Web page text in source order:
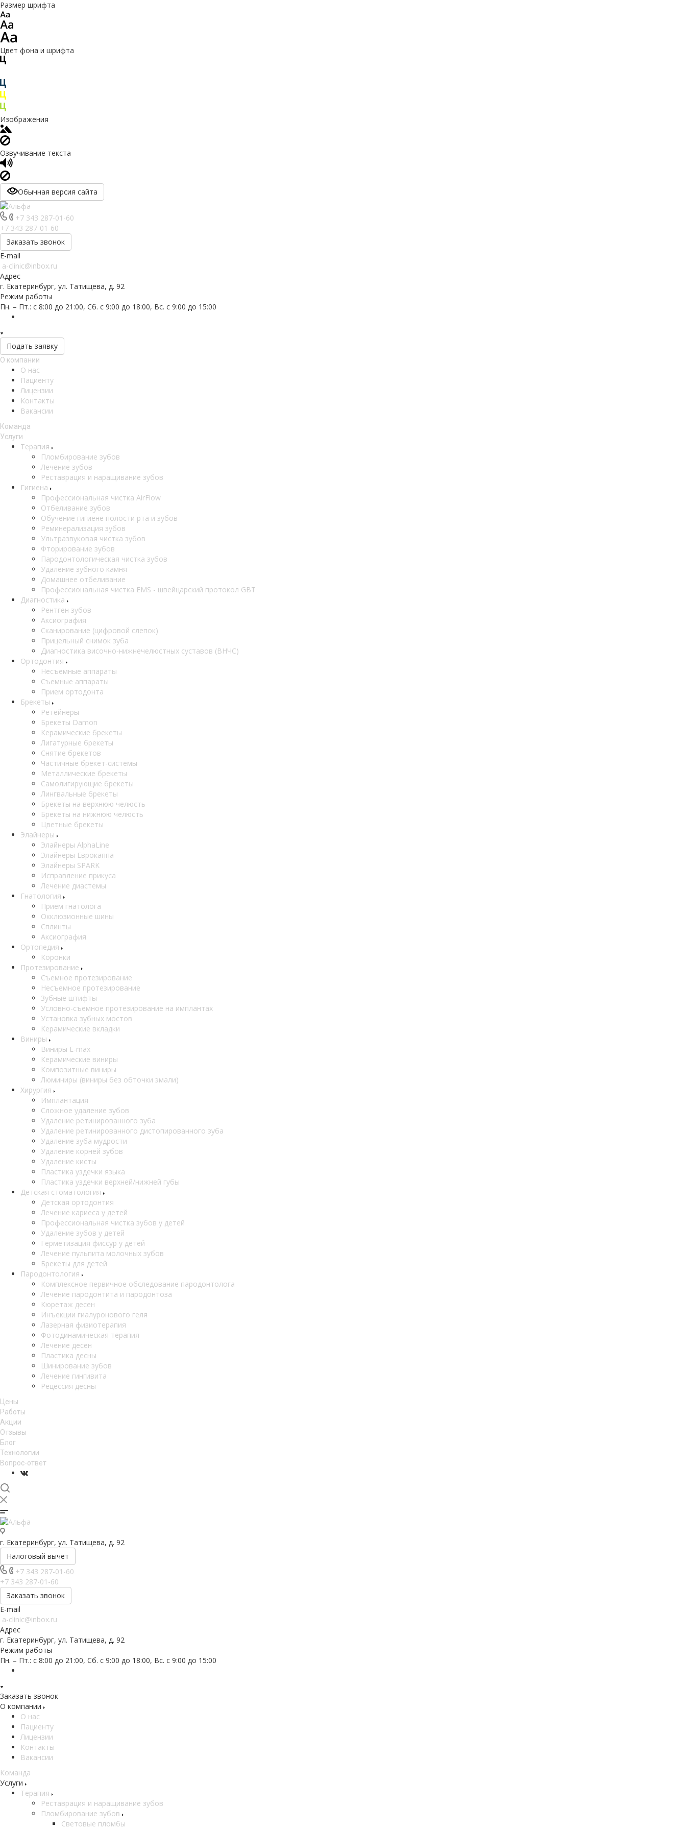
Размер шрифта
Цвет фона и шрифта
Изображения
Озвучивание текста
Обычная версия сайта
+7 343 287-01-60
+7 343 287-01-60
Заказать звонок
E-mail
a-clinic@inbox.ru
Адрес
г. Екатеринбург, ул. Татищева, д. 92
Режим работы
Пн. – Пт.: с 8:00 до 21:00, Сб. с 9:00 до 18:00, Вс. с 9:00 до 15:00
Подать заявку
О компании
О нас
Пациенту
Лицензии
Контакты
Вакансии
Команда
Услуги
Терапия
Пломбирование зубов
Лечение зубов
Реставрация и наращивание зубов
Гигиена
Профессиональная чистка AirFlow
Отбеливание зубов
Обучение гигиене полости рта и зубов
Реминерализация зубов
Ультразвуковая чистка зубов
Фторирование зубов
Пародонтологическая чистка зубов
Удаление зубного камня
Домашнее отбеливание
Профессиональная чистка EMS - швейцарский протокол GBT
Диагностика
Рентген зубов
Аксиография
Сканирование (цифровой слепок)
Прицельный снимок зуба
Диагностика височно-нижнечелюстных суставов (ВНЧС)
Ортодонтия
Несъемные аппараты
Съемные аппараты
Прием ортодонта
Брекеты
Ретейнеры
Брекеты Damon
Керамические брекеты
Лигатурные брекеты
Снятие брекетов
Частичные брекет-системы
Металлические брекеты
Самолигирующие брекеты
Лингвальные брекеты
Брекеты на верхнюю челюсть
Брекеты на нижнюю челюсть
Цветные брекеты
Элайнеры
Элайнеры AlphaLine
Элайнеры Еврокаппа
Элайнеры SPARK
Исправление прикуса
Лечение диастемы
Гнатология
Прием гнатолога
Окклюзионные шины
Сплинты
Аксиография
Ортопедия
Коронки
Протезирование
Съемное протезирование
Несъемное протезирование
Зубные штифты
Условно-съемное протезирование на имплантах
Установка зубных мостов
Керамические вкладки
Виниры
Виниры E-max
Керамические виниры
Композитные виниры
Люминиры (виниры без обточки эмали)
Хирургия
Имплантация
Сложное удаление зубов
Удаление ретинированного зуба
Удаление ретинированного дистопированного зуба
Удаление зуба мудрости
Удаление корней зубов
Удаление кисты
Пластика уздечки языка
Пластика уздечки верхней/нижней губы
Детская стоматология
Детская ортодонтия
Лечение кариеса у детей
Профессиональная чистка зубов у детей
Удаление зубов у детей
Герметизация фиссур у детей
Лечение пульпита молочных зубов
Брекеты для детей
Пародонтология
Комплексное первичное обследование пародонтолога
Лечение пародонтита и пародонтоза
Кюретаж десен
Инъекции гиалуронового геля
Лазерная физиотерапия
Фотодинамическая терапия
Лечение десен
Пластика десны
Шинирование зубов
Лечение гингивита
Рецессия десны
Цены
Работы
Акции
Отзывы
Блог
Технологии
Вопрос-ответ
г. Екатеринбург, ул. Татищева, д. 92
Налоговый вычет
+7 343 287-01-60
+7 343 287-01-60
Заказать звонок
E-mail
a-clinic@inbox.ru
Адрес
г. Екатеринбург, ул. Татищева, д. 92
Режим работы
Пн. – Пт.: с 8:00 до 21:00, Сб. с 9:00 до 18:00, Вс. с 9:00 до 15:00
Заказать звонок
О компании
О нас
Пациенту
Лицензии
Контакты
Вакансии
Команда
Услуги
Терапия
Реставрация и наращивание зубов
Пломбирование зубов
Световые пломбы